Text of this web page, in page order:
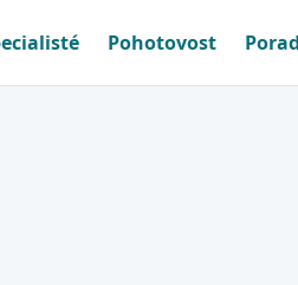
Pohotovost